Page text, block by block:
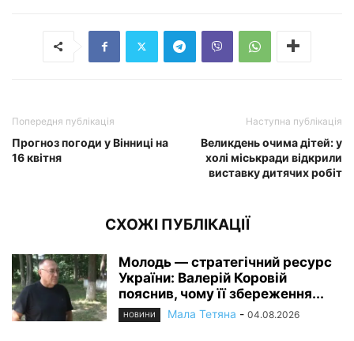
Попередня публікація
Прогноз погоди у Вінниці на
16 квітня
Наступна публікація
Великдень очима дітей: у
холі міськради відкрили
виставку дитячих робіт
СХОЖІ ПУБЛІКАЦІЇ
Молодь — стратегічний ресурс
України: Валерій Коровій
пояснив, чому її збереження...
НОВИНИ Мала Тетяна - 04.08.2026